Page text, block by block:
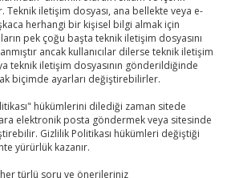
Teknik iletişim dosyası, ana bellekte veya e-
herhangi bir kişisel bilgi almak için
pek çoğu başta teknik iletişim dosyasını
ancak kullanıcılar dilerse teknik iletişim
teknik iletişim dosyasının gönderildiğinde
biçimde ayarları değiştirebilirler.
hükümlerini dilediği zaman sitede
elektronik posta göndermek veya sitesinde
Gizlilik Politikası hükümleri değiştiği
yürürlük kazanır.
türlü soru ve önerileriniz